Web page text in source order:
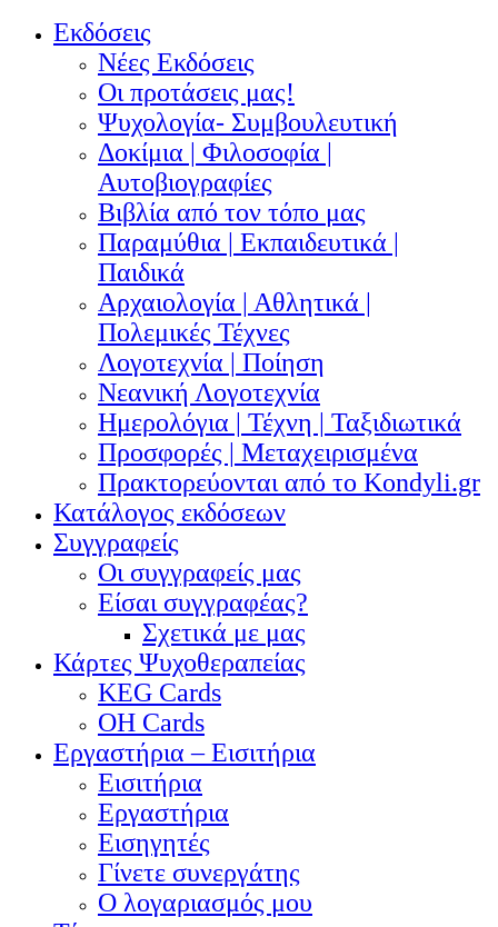
Εκδόσεις
Νέες Εκδόσεις
Οι προτάσεις μας!
Ψυχολογία- Συμβουλευτική
Δοκίμια | Φιλοσοφία |
Αυτοβιογραφίες
Βιβλία από τον τόπο μας
Παραμύθια | Εκπαιδευτικά |
Παιδικά
Αρχαιολογία | Αθλητικά |
Πολεμικές Τέχνες
Λογοτεχνία | Ποίηση
Νεανική Λογοτεχνία
Ημερολόγια | Τέχνη | Ταξιδιωτικά
Προσφορές | Μεταχειρισμένα
Πρακτορεύονται από το Kondyli.gr
Κατάλογος εκδόσεων
Συγγραφείς
Οι συγγραφείς μας
Είσαι συγγραφέας?
Σχετικά με μας
Κάρτες Ψυχοθεραπείας
KEG Cards
OH Cards
Εργαστήρια – Εισιτήρια
Εισιτήρια
Εργαστήρια
Εισηγητές
Γίνετε συνεργάτης
Ο λογαριασμός μου